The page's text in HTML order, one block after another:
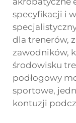
specyfikacji i
dla trenerów,
zawodników,
środowisku
podłogowy
sportowe,
kontuzji